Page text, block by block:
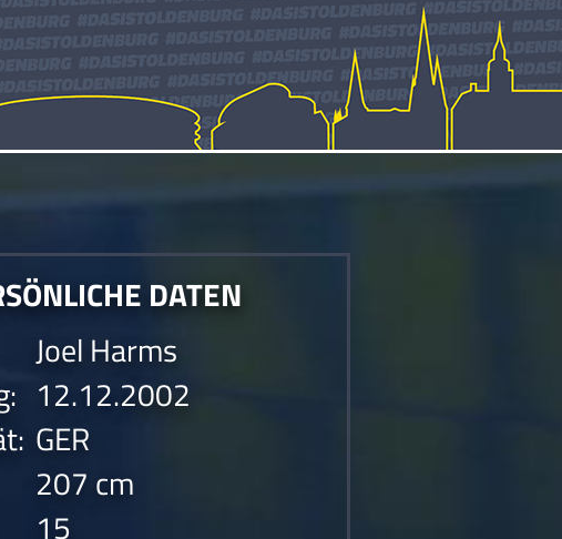
DATEN
Joel Harms
12.12.2002
GER
207 cm
15